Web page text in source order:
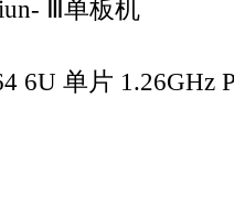
Ⅲ单板机
6U 单片 1.26GHz